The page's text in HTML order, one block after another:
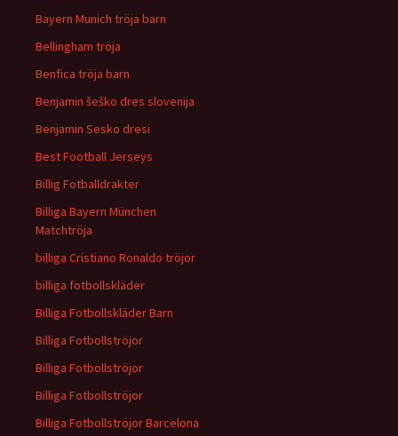
Bayern Munich tröja barn
Bellingham tröja
Benfica tröja barn
Benjamin šeško dres slovenija
Benjamin Sesko dresi
Best Football Jerseys
Billig Fotballdrakter
Billiga Bayern München
Matchtröja
billiga Cristiano Ronaldo tröjor
billiga fotbollskläder
Billiga Fotbollskläder Barn
Billiga Fotbollströjor
Billiga Fotbollströjor
Billiga Fotbollströjor
Billiga Fotbollströjor Barcelona